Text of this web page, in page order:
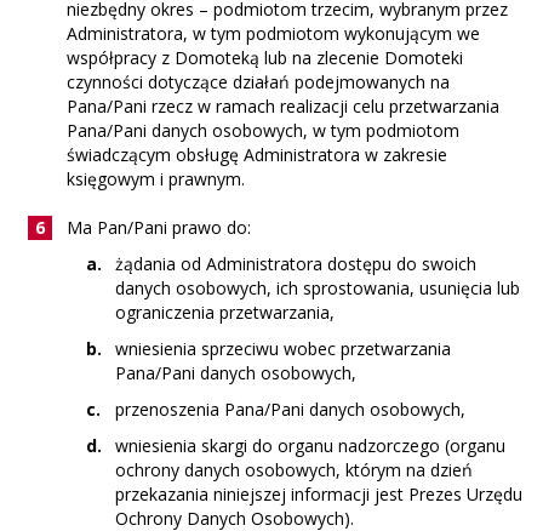
niezbędny okres – podmiotom trzecim, wybranym przez
Administratora, w tym podmiotom wykonującym we
współpracy z Domoteką lub na zlecenie Domoteki
czynności dotyczące działań podejmowanych na
Pana/Pani rzecz w ramach realizacji celu przetwarzania
Pana/Pani danych osobowych, w tym podmiotom
świadczącym obsługę Administratora w zakresie
księgowym i prawnym.
Ma Pan/Pani prawo do:
żądania od Administratora dostępu do swoich
danych osobowych, ich sprostowania, usunięcia lub
ograniczenia przetwarzania,
wniesienia sprzeciwu wobec przetwarzania
Pana/Pani danych osobowych,
przenoszenia Pana/Pani danych osobowych,
wniesienia skargi do organu nadzorczego (organu
ochrony danych osobowych, którym na dzień
przekazania niniejszej informacji jest Prezes Urzędu
Ochrony Danych Osobowych).